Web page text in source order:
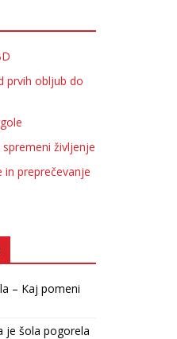
prvih obljub do
življenje
in preprečevanje
– Kaj pomeni
je šola pogorela